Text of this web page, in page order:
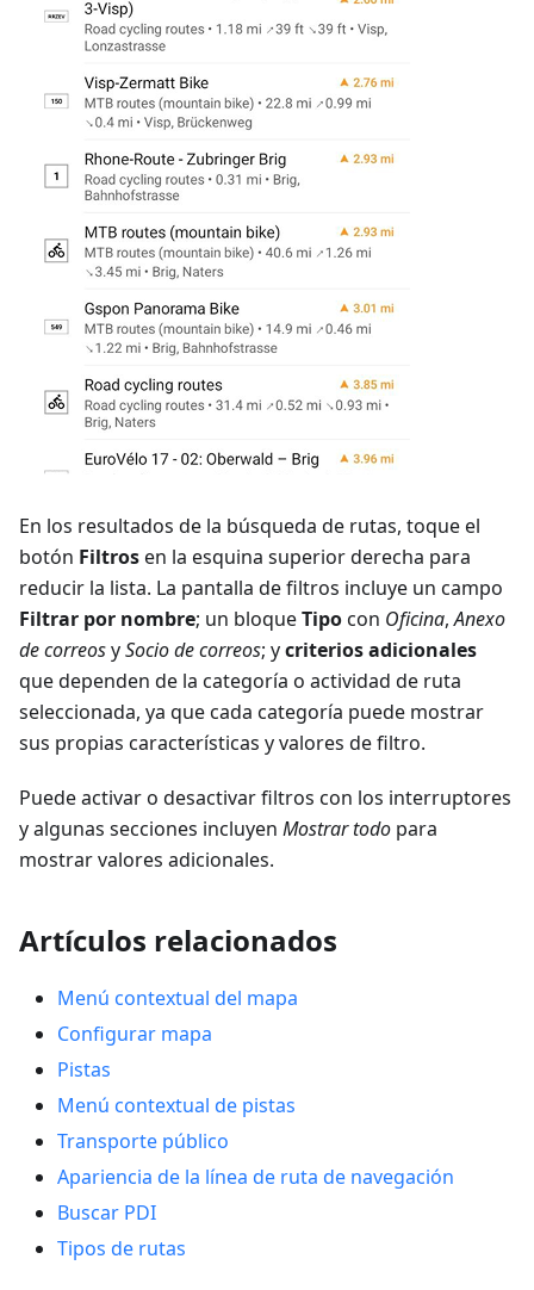
En los resultados de la búsqueda de rutas, toque el
botón Filtrosen la esquina superior derecha para
reducir la lista. La pantalla de filtros incluye un campo
Filtrar por nombre; un bloqueTipocon Oficina,Anexo
de correosySocio de correos; ycriterios adicionales
que dependen de la categoría o actividad de ruta
seleccionada, ya que cada categoría puede mostrar
sus propias características y valores de filtro.
Puede activar o desactivar filtros con los interruptores
y algunas secciones incluyen Mostrar todo para
mostrar valores adicionales.
Artículos relacionados
Menú contextual del mapa
Configurar mapa
Pistas
Menú contextual de pistas
Transporte público
Apariencia de la línea de ruta de navegación
Buscar PDI
Tipos de rutas